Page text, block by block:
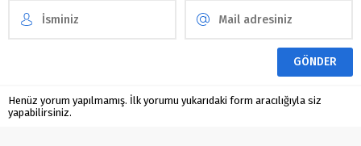
Henüz yorum yapılmamış. İlk yorumu yukarıdaki form aracılığıyla siz
yapabilirsiniz.